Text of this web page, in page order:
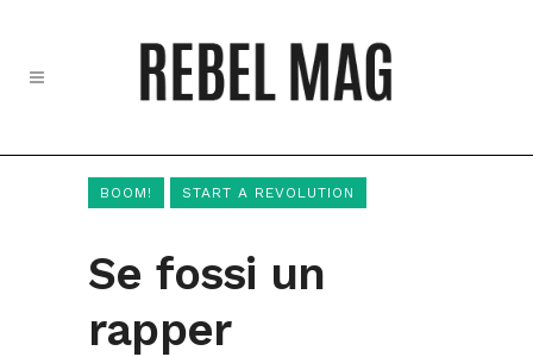
BOOM! START A REVOLUTION
Se fossi un
rapper